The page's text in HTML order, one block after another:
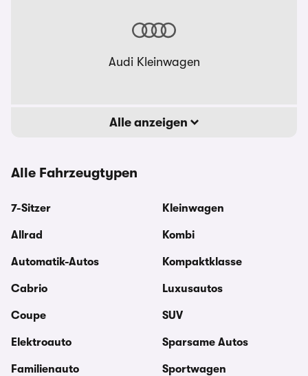
Audi Kleinwagen
Alle anzeigen
Alle Fahrzeugtypen
7-Sitzer
Allrad
Automatik-Autos
Cabrio
Coupe
Elektroauto
Familienauto
Kleinwagen
Kombi
Kompaktklasse
Luxusautos
SUV
Sparsame Autos
Sportwagen